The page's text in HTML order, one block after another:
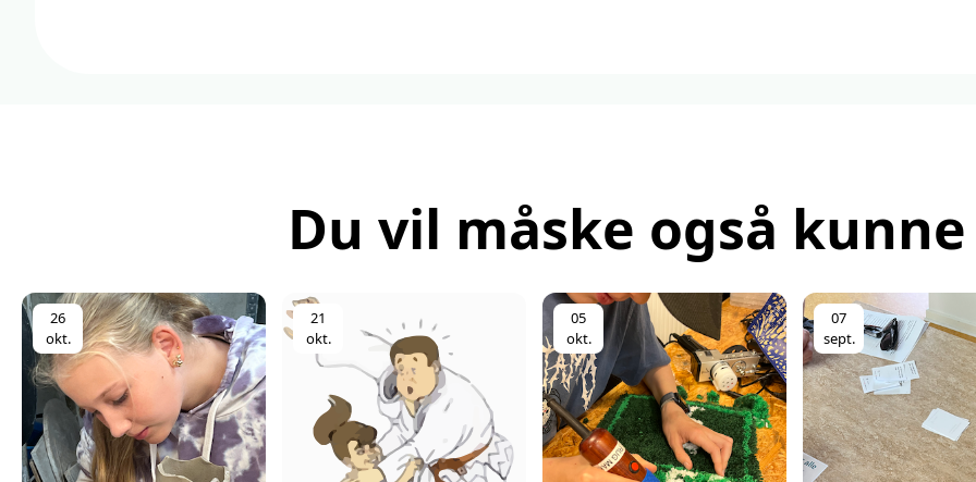
Du vil måske også
26
okt.
21
okt.
05
okt.
07
sept.